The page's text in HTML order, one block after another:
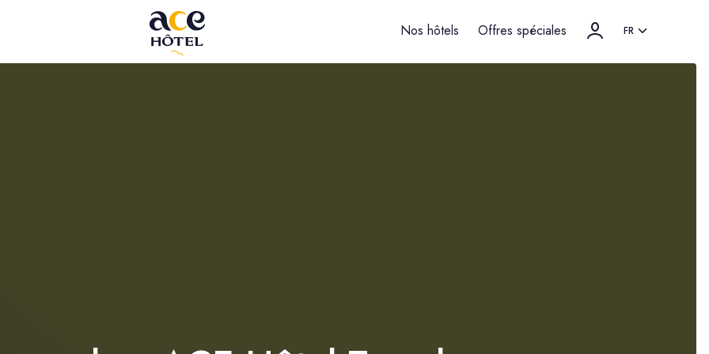
Nos hôtels Offres spéciales FR